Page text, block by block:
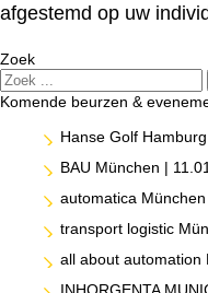
afgestemd op uw
Zoek
Zoek
Komende beurzen &
Hanse Golf
BAU München |
automatica
transport logistic
all about automation